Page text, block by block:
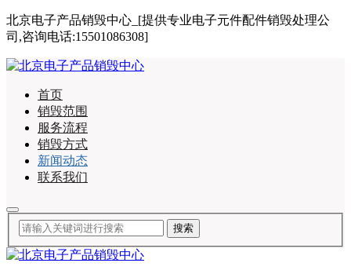
北京电子产品销毁中心_[提供专业电子元件配件销毁处理公
司,咨询电话:15501086308]
首页
销毁范围
服务流程
销毁方式
新闻动态
联系我们